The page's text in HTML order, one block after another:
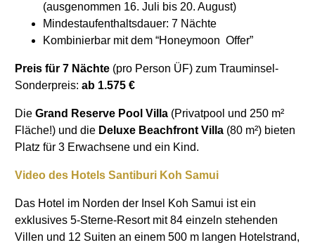
(ausgenommen 16. Juli bis 20. August)
Mindestaufenthaltsdauer: 7 Nächte
Kombinierbar mit dem “Honeymoon Offer”
Preis für 7 Nächte (pro Person ÜF) zum Trauminsel-
Sonderpreis: ab 1.575 €
Die Grand Reserve Pool Villa (Privatpool und 250 m²
Fläche!) und die Deluxe Beachfront Villa (80 m²) bieten
Platz für 3 Erwachsene und ein Kind.
Video des Hotels Santiburi Koh Samui
Das Hotel im Norden der Insel Koh Samui ist ein
exklusives 5-Sterne-Resort mit 84 einzeln stehenden
Villen und 12 Suiten an einem 500 m langen Hotelstrand,